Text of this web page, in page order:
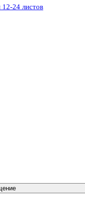
24 листов